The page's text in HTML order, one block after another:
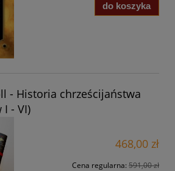
do koszyka
- Historia chrześcijaństwa
- VI)
468,00 zł
Cena regularna: 591,00 zł